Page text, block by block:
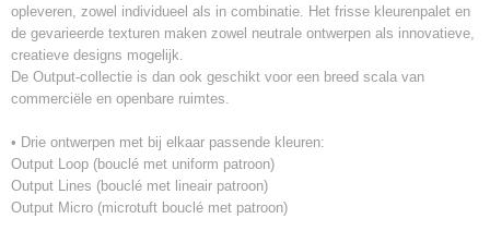
opleveren, zowel individueel als in combinatie. Het frisse kleurenpalet en
de gevarieerde texturen maken zowel neutrale ontwerpen als innovatieve,
creatieve designs mogelijk.
De Output-collectie is dan ook geschikt voor een breed scala van
commerciële en openbare ruimtes.
• Drie ontwerpen met bij elkaar passende kleuren:
Output Loop (bouclé met uniform patroon)
Output Lines (bouclé met lineair patroon)
Output Micro (microtuft bouclé met patroon)